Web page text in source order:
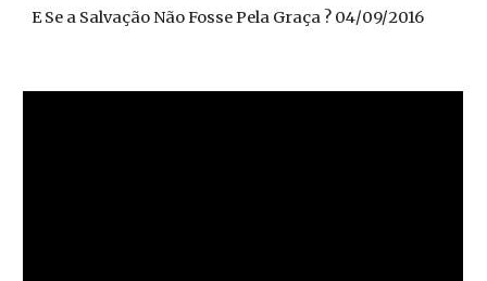
E Se a Salvação Não Fosse Pela Graça ? 04/09/2016